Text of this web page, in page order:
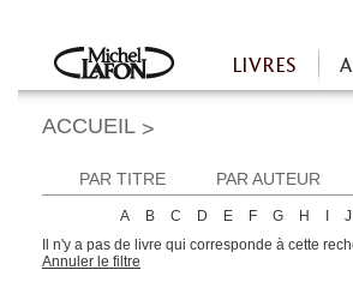
Accueil
LIVRES
ACCUEIL >
PAR TITRE PAR AUTEUR
A B C D E F G H J
Il n'y a pas de livre qui corresponde à cette
Annuler le filtre